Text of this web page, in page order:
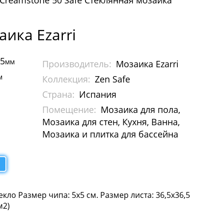
Ezarri
Производитель: Мозаика Ezarri
Коллекция: Zen Safe
Страна: Испания
Помещение: Мозаика для пола,
Мозаика для стен, Кухня, Ванна,
Мозаика и плитка для бассейна
мм
Размер чипа: 5х5 см. Размер листа: 36,5х36,5